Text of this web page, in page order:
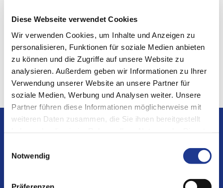
Diese Webseite verwendet Cookies
Wir verwenden Cookies, um Inhalte und Anzeigen zu
personalisieren, Funktionen für soziale Medien anbieten
zu können und die Zugriffe auf unsere Website zu
analysieren. Außerdem geben wir Informationen zu Ihrer
Verwendung unserer Website an unsere Partner für
soziale Medien, Werbung und Analysen weiter. Unsere
Partner führen diese Informationen möglicherweise mit
weiteren Daten zusammen, die Sie ihnen bereitgestellt
Notwendig
Butzbach
Naxos-Diskus SchleifmittelwerkeGmbH